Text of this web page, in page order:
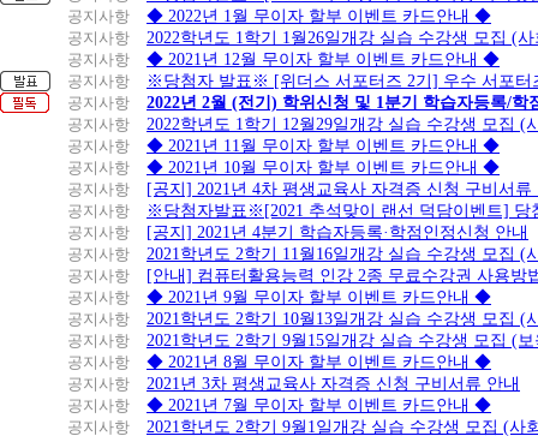
공지사항
◆ 2022년 1월 무이자 할부 이벤트 카드안내 ◆
공지사항
2022학년도 1학기 1월26일개강 실습 수강생 모집 (
공지사항
◆ 2021년 12월 무이자 할부 이벤트 카드안내 ◆
공지사항
※당첨자 발표※ [위더스 서포터즈 2기] 우수 서포터
공지사항
2022년 2월 (전기) 학위신청 및 1분기 학습자등록/학
공지사항
2022학년도 1학기 12월29일개강 실습 수강생 모집 (
공지사항
◆ 2021년 11월 무이자 할부 이벤트 카드안내 ◆
공지사항
◆ 2021년 10월 무이자 할부 이벤트 카드안내 ◆
공지사항
[공지] 2021년 4차 평생교육사 자격증 신청 구비서류
공지사항
※당첨자발표※[2021 추석맞이 랜선 덕담이벤트] 당
공지사항
[공지] 2021년 4분기 학습자등록·학점인정신청 안내
공지사항
2021학년도 2학기 11월16일개강 실습 수강생 모집 (
공지사항
[안내] 컴퓨터활용능력 인강 2종 무료수강권 사용방
공지사항
◆ 2021년 9월 무이자 할부 이벤트 카드안내 ◆
공지사항
2021학년도 2학기 10월13일개강 실습 수강생 모집 (
공지사항
2021학년도 2학기 9월15일개강 실습 수강생 모집 (
공지사항
◆ 2021년 8월 무이자 할부 이벤트 카드안내 ◆
공지사항
2021년 3차 평생교육사 자격증 신청 구비서류 안내
공지사항
◆ 2021년 7월 무이자 할부 이벤트 카드안내 ◆
공지사항
2021학년도 2학기 9월1일개강 실습 수강생 모집 (사